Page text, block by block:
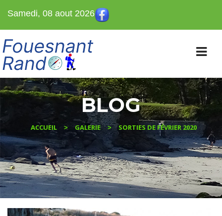
Samedi, 08 aout 2026
BLOG
ACCUEIL > GALERIE > SORTIES DE FÉVRIER 2020